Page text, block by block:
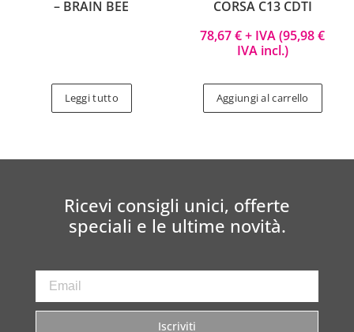
– BRAIN BEE
Leggi tutto
CORSA C13 CDTI
78,67€+ IVA (95,98€
IVA incl.)
Aggiungi al carrello
Ricevi consigli unici, offerte
speciali e le ultime novità.
Iscriviti